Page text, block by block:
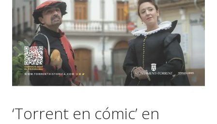
‘Torrent en cómic’ en